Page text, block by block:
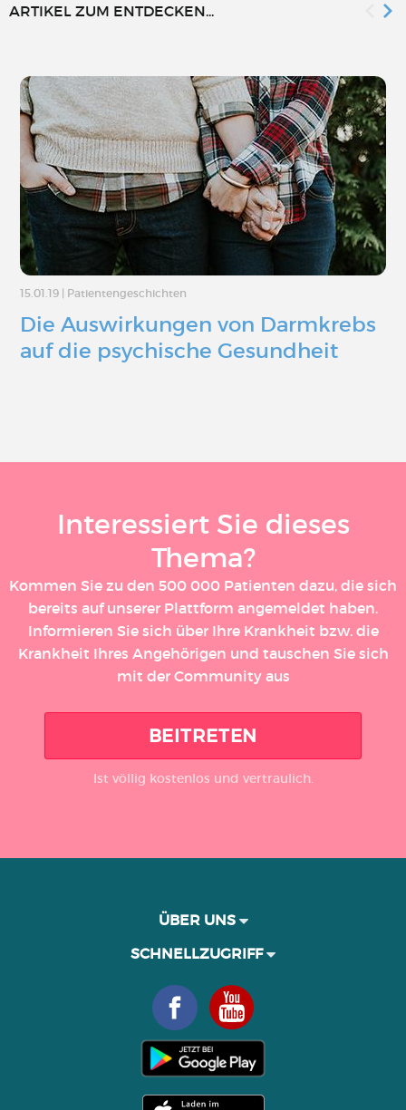
ARTIKEL ZUM ENTDECKEN...
15.01.19 Patientengeschichten
Die Auswirkungen von Darmkrebs
auf die psychische Gesundheit
Interessiert Sie dieses
Thema?
Kommen Sie zu den 500 000 Patienten dazu, die sich
bereits auf unserer Plattform angemeldet haben.
Informieren Sie sich über Ihre Krankheit bzw. die
Krankheit Ihres Angehörigen und tauschen Sie sich
mit der Community aus
BEITRETEN
Ist völlig kostenlos und vertraulich.
ÜBER UNS
SCHNELLZUGRIFF